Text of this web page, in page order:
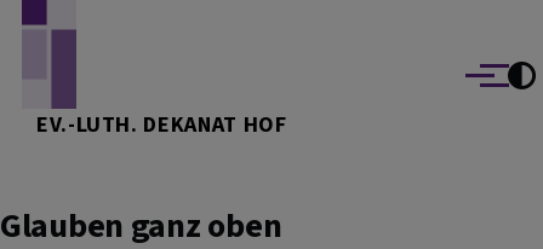
EV.-LUTH. DEKANAT HOF
Menü
Glauben ganz oben